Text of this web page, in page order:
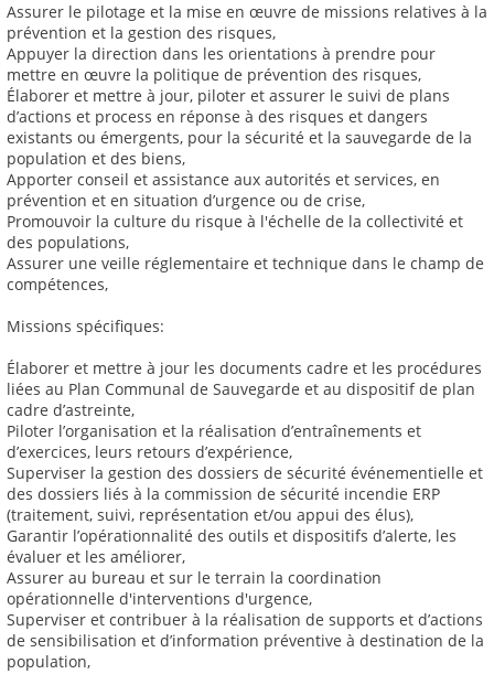
Assurer le pilotage et la mise en œuvre de missions relatives à la
prévention et la gestion des risques,
Appuyer la direction dans les orientations à prendre pour
mettre en œuvre la politique de prévention des risques,
Élaborer et mettre à jour, piloter et assurer le suivi de plans
d’actions et process en réponse à des risques et dangers
existants ou émergents, pour la sécurité et la sauvegarde de la
population et des biens,
Apporter conseil et assistance aux autorités et services, en
prévention et en situation d’urgence ou de crise,
Promouvoir la culture du risque à l'échelle de la collectivité et
des populations,
Assurer une veille réglementaire et technique dans le champ de
compétences,
Missions spécifiques:
Élaborer et mettre à jour les documents cadre et les procédures
liées au Plan Communal de Sauvegarde et au dispositif de plan
cadre d’astreinte,
Piloter l’organisation et la réalisation d’entraînements et
d’exercices, leurs retours d’expérience,
Superviser la gestion des dossiers de sécurité événementielle et
des dossiers liés à la commission de sécurité incendie ERP
(traitement, suivi, représentation et/ou appui des élus),
Garantir l’opérationnalité des outils et dispositifs d’alerte, les
évaluer et les améliorer,
Assurer au bureau et sur le terrain la coordination
opérationnelle d'interventions d'urgence,
Superviser et contribuer à la réalisation de supports et d’actions
de sensibilisation et d’information préventive à destination de la
population,